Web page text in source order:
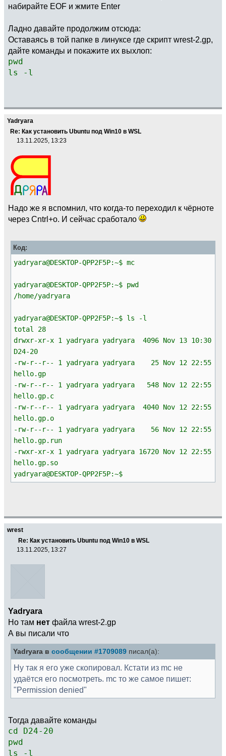
набирайте EOF и жмите Enter
Ладно давайте продолжим отсюда:
Оставаясь в той папке в линуксе где скрипт wrest-2.gp,
дайте команды и покажите их выхлоп:
pwd
ls -l
Yadryara
Re: Как установить Ubuntu под Win10 в WSL
13.11.2025, 13:23
Надо же я вспомнил, что когда-то переходил к чёрноте
через Cntrl+o. И сейчас сработало
Код:
yadryara@DESKTOP-QPP2F5P:~$ mc
yadryara@DESKTOP-QPP2F5P:~$ pwd
/home/yadryara
yadryara@DESKTOP-QPP2F5P:~$ ls -l
total 28
drwxr-xr-x 1 yadryara yadryara 4096 Nov 13 10:30
D24-20
-rw-r--r-- 1 yadryara yadryara 25 Nov 12 22:55
hello.gp
-rw-r--r-- 1 yadryara yadryara 548 Nov 12 22:55
hello.gp.c
-rw-r--r-- 1 yadryara yadryara 4040 Nov 12 22:55
hello.gp.o
-rw-r--r-- 1 yadryara yadryara 56 Nov 12 22:55
hello.gp.run
-rwxr-xr-x 1 yadryara yadryara 16720 Nov 12 22:55
hello.gp.so
yadryara@DESKTOP-QPP2F5P:~$
wrest
Re: Как установить Ubuntu под Win10 в WSL
13.11.2025, 13:27
Yadryara
Но там нет файла wrest-2.gp
А вы писали что
Yadryara в сообщении #1709089 писал(а):
Ну так я его уже скопировал. Кстати из mc не
удаётся его посмотреть. mc то же самое пишет:
"Permission denied"
Тогда давайте команды
cd D24-20
pwd
ls -l